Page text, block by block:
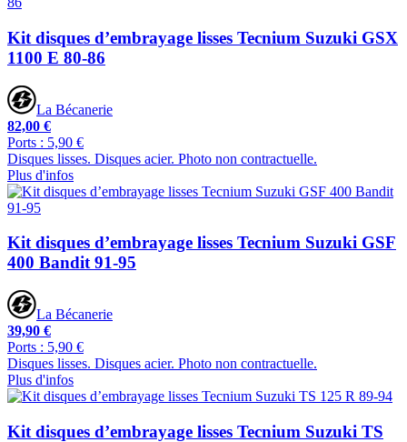
Kit disques d’embrayage lisses Tecnium Suzuki GSX
1100 E 80-86
La Bécanerie
82,00 €
Ports : 5,90 €
Disques lisses. Disques acier. Photo non contractuelle.
Plus d'infos
Kit disques d’embrayage lisses Tecnium Suzuki GSF
400 Bandit 91-95
La Bécanerie
39,90 €
Ports : 5,90 €
Disques lisses. Disques acier. Photo non contractuelle.
Plus d'infos
Kit disques d’embrayage lisses Tecnium Suzuki TS